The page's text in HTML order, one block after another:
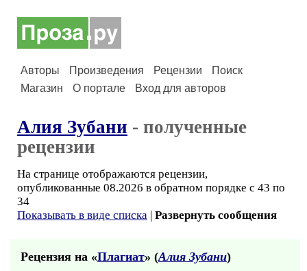
Авторы Произведения Рецензии
Поиск
Магазин
О портале Вход для авторов
Алия Зубани - полученные
рецензии
На странице отображаются рецензии,
опубликованные 08.2026 в обратном порядке с 43 по
34
Показывать в виде списка | Развернуть сообщения
Рецензия на «Плагиат» (Алия Зубани)